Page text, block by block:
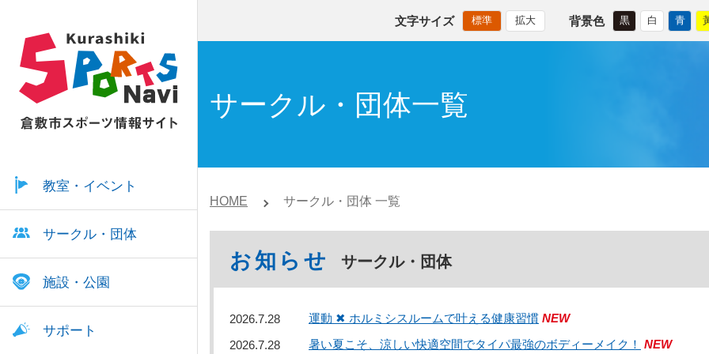
教室・イベント
サークル・団体
施設・公園
サポート
文字サイズ 標準 拡大 背景色 黒 白 青
サークル・団体一覧
HOME サークル・団体 一覧
お知らせ サークル・団体
2026.7.28 運動 ✖ ホルミシスルームで叶える健康習慣 NEW
2026.7.28
暑い夏こそ、涼しい快適空間でタイパ最強のボディーメイク！ NEW